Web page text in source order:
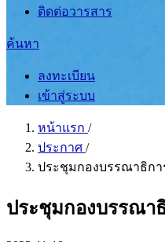
ติดต่อวารสาร
ค้นหา
ลงทะเบียน
เข้าสู่ระบบ
หน้าแรก /
ประกาศ /
ประชุมกองบรรณาธิกา
ประชุมกองบรรณา